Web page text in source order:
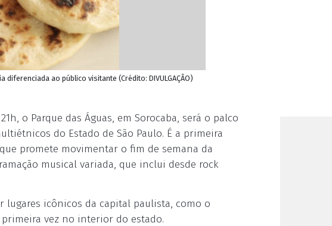
ao público visitante (Crédito: DIVULGAÇÃO)
o Parque das Águas, em Sorocaba, será o palco
do Estado de São Paulo. É a primeira
promete movimentar o fim de semana da
musical variada, que inclui desde rock
lugares icônicos da capital paulista, como o
primeira vez no interior do estado.